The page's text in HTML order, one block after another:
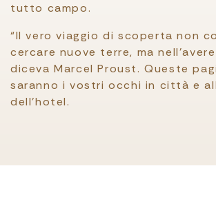
tutto campo.
“Il vero viaggio di scoperta non
cercare nuove terre, ma
diceva Marcel Proust. Queste
saranno i vostri occhi in città e
dell’hotel.